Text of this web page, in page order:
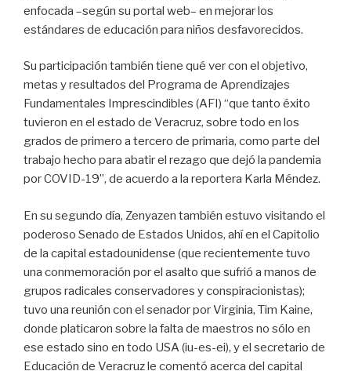
enfocada –según su portal web– en mejorar los
estándares de educación para niños desfavorecidos.
Su participación también tiene qué ver con el objetivo,
metas y resultados del Programa de Aprendizajes
Fundamentales Imprescindibles (AFI) “que tanto éxito
tuvieron en el estado de Veracruz, sobre todo en los
grados de primero a tercero de primaria, como parte del
trabajo hecho para abatir el rezago que dejó la pandemia
por COVID-19”, de acuerdo a la reportera Karla Méndez.
En su segundo día, Zenyazen también estuvo visitando el
poderoso Senado de Estados Unidos, ahí en el Capitolio
de la capital estadounidense (que recientemente tuvo
una conmemoración por el asalto que sufrió a manos de
grupos radicales conservadores y conspiracionistas);
tuvo una reunión con el senador por Virginia, Tim Kaine,
donde platicaron sobre la falta de maestros no sólo en
ese estado sino en todo USA (iu-es-ei), y el secretario de
Educación de Veracruz le comentó acerca del capital